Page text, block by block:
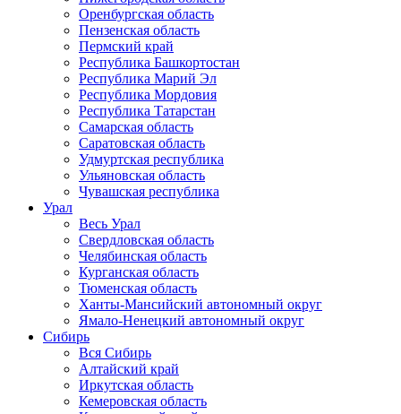
Оренбургская область
Пензенская область
Пермский край
Республика Башкортостан
Республика Марий Эл
Республика Мордовия
Республика Татарстан
Самарская область
Саратовская область
Удмуртская республика
Ульяновская область
Чувашская республика
Урал
Весь Урал
Свердловская область
Челябинская область
Курганская область
Тюменская область
Ханты-Мансийский автономный округ
Ямало-Ненецкий автономный округ
Сибирь
Вся Сибирь
Алтайский край
Иркутская область
Кемеровская область